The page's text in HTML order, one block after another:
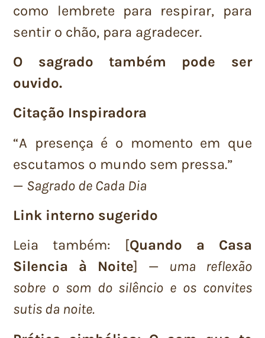
como lembrete para respirar, para
sentir o chão, para agradecer.
O sagrado também pode ser
ouvido.
Citação Inspiradora
“A presença é o momento em que
escutamos o mundo sem pressa.”
— Sagrado de Cada Dia
Link interno sugerido
Leia também: [Quando a Casa
Silencia à Noite] — uma reflexão
sobre o som do silêncio e os convites
sutis da noite.